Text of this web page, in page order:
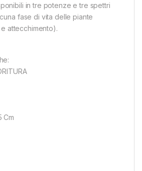
in tre potenze e tre spettri
fase di vita delle piante
attecchimento).
Cm